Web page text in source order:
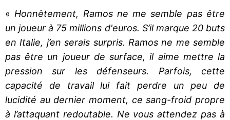
« Honnêtement, Ramos ne me semble pas être
un joueur à 75 millions d'euros. S’il marque 20 buts
en Italie, j’en serais surpris. Ramos ne me semble
pas être un joueur de surface, il aime mettre la
pression sur les défenseurs. Parfois, cette
capacité de travail lui fait perdre un peu de
lucidité au dernier moment, ce sang-froid propre
à l’attaquant redoutable. Ne vous attendez pas à